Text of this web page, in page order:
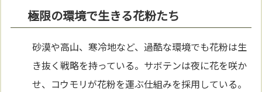
極限の環境で生きる花粉たち
砂漠や高山、寒冷地など、過酷な環境でも花粉は生
き抜く戦略を持っている。サボテンは夜に花を咲か
せ、コウモリが花粉を運ぶ仕組みを採用している。